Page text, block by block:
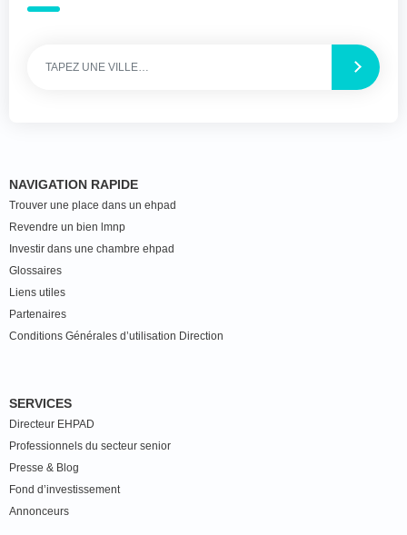
NAVIGATION RAPIDE
Trouver une place dans un ehpad
Revendre un bien lmnp
Investir dans une chambre ehpad
Glossaires
Liens utiles
Partenaires
Conditions Générales d’utilisation Direction
SERVICES
Directeur EHPAD
Professionnels du secteur senior
Presse & Blog
Fond d’investissement
Annonceurs